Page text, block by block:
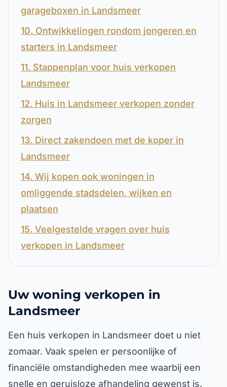
garageboxen in Landsmeer
10. Ontwikkelingen rondom jongeren en
starters in Landsmeer
11. Stappenplan voor huis verkopen
Landsmeer
12. Huis in Landsmeer verkopen zonder
zorgen
13. Direct zakendoen met de koper in
Landsmeer
14. Wij kopen ook woningen in
omliggende stadsdelen, wijken en
plaatsen
15. Veelgestelde vragen over huis
verkopen in Landsmeer
Uw woning verkopen in
Landsmeer
Een huis verkopen in Landsmeer doet u niet
zomaar. Vaak spelen er persoonlijke of
financiële omstandigheden mee waarbij een
snelle en geruisloze afhandeling gewenst is.